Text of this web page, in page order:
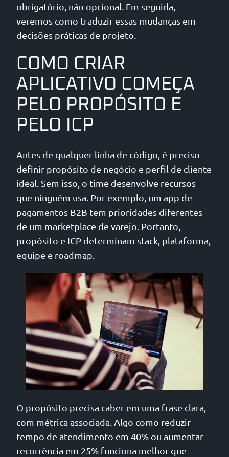
obrigatório, não opcional. Em seguida,
veremos como traduzir essas mudanças em
decisões práticas de projeto.
COMO CRIAR
APLICATIVO COMEÇA
PELO PROPÓSITO E
PELO ICP
Antes de qualquer linha de código, é preciso
definir propósito de negócio e perfil de cliente
ideal. Sem isso, o time desenvolve recursos
que ninguém usa. Por exemplo, um app de
pagamentos B2B tem prioridades diferentes
de um marketplace de varejo. Portanto,
propósito e ICP determinam stack, plataforma,
equipe e roadmap.
O propósito precisa caber em uma frase clara,
com métrica associada. Algo como reduzir
tempo de atendimento em 40% ou aumentar
recorrência em 25% funciona melhor que